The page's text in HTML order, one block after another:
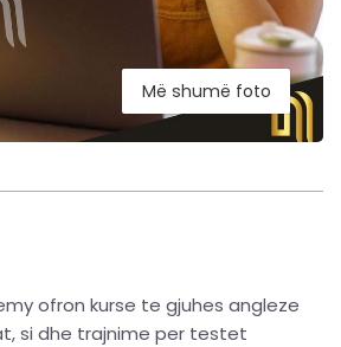
Më shumë foto
ofron kurse te gjuhes angleze
si dhe trajnime per testet